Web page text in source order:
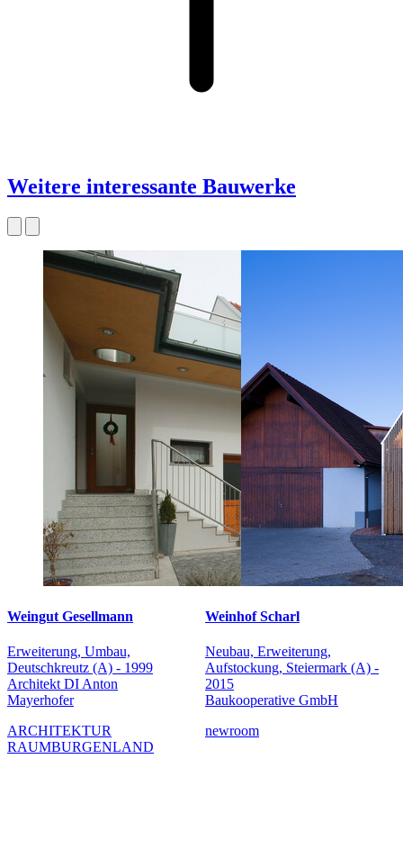
Weitere interessante Bauwerke
Weingut Gesellmann
Erweiterung, Umbau,
Deutschkreutz (A) - 1999
Architekt DI Anton
Mayerhofer
ARCHITEKTUR
RAUMBURGENLAND
Weinhof Scharl
Neubau, Erweiterung,
Aufstockung, Steiermark (A) -
2015
Baukooperative GmbH
newroom